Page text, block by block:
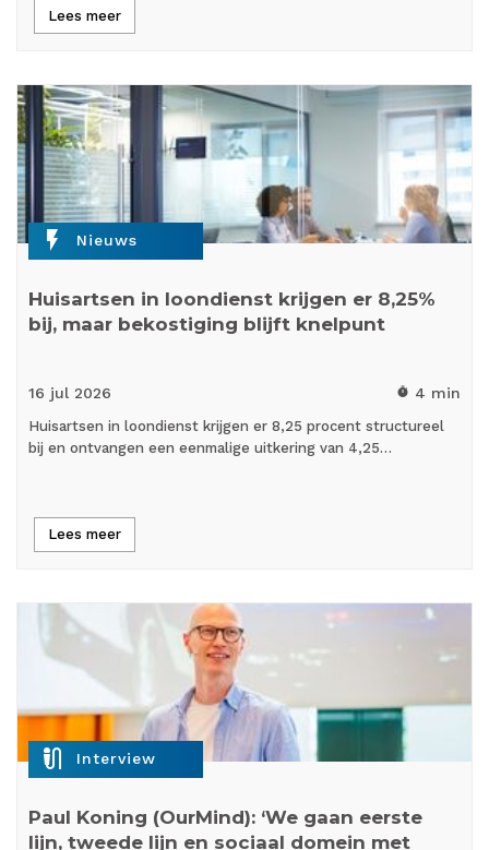
Lees meer
flash_on Nieuws
Huisartsen in loondienst krijgen er 8,25%
bij, maar bekostiging blijft knelpunt
16 jul 2026 timer 4 min
Huisartsen in loondienst krijgen er 8,25 procent structureel
bij en ontvangen een eenmalige uitkering van 4,25…
Lees meer
mic_external_on Interview
Paul Koning (OurMind): ‘We gaan eerste
lijn, tweede lijn en sociaal domein met